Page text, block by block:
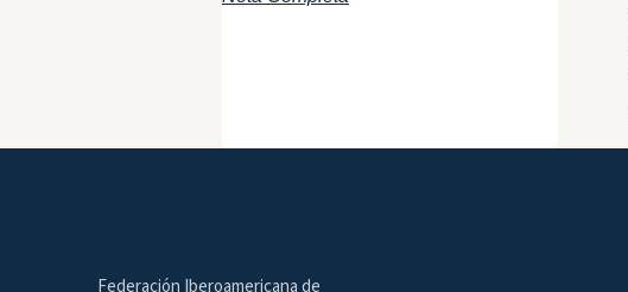
Federación Iberoamericana de